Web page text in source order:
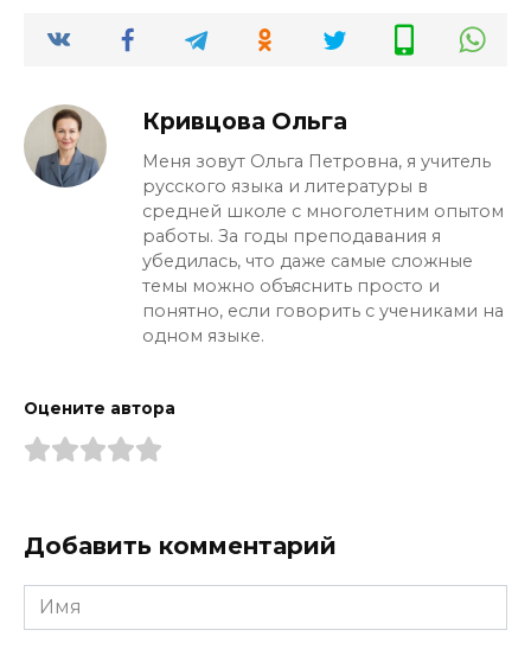
написаний от институтских экспертов.
Кривцова Ольга
Меня зовут Ольга Петровна, я учитель
русского языка и литературы в
средней школе с многолетним опытом
работы. За годы преподавания я
убедилась, что даже самые сложные
темы можно объяснить просто и
понятно, если говорить с учениками на
одном языке.
Оцените автора
Добавить комментарий
Имя
*